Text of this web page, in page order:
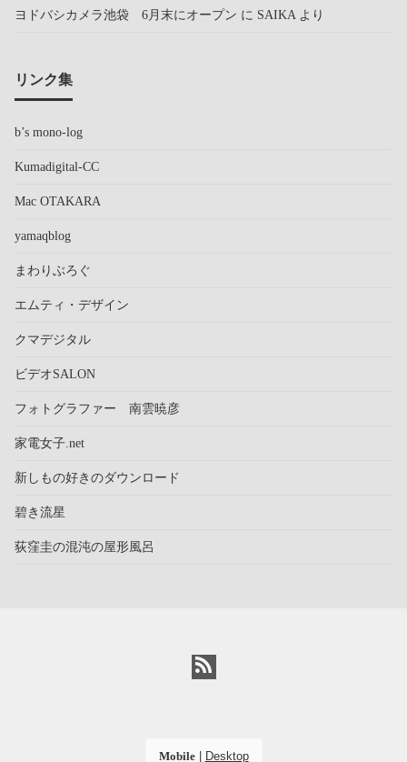
ヨドバシカメラ池袋 6月末にオープン に SAIKA より
リンク集
b’s mono-log
Kumadigital-CC
Mac OTAKARA
yamaqblog
まわりぶろぐ
エムティ・デザイン
クマデジタル
ビデオSALON
フォトグラファー 南雲暁彦
家電女子.net
新しもの好きのダウンロード
碧き流星
荻窪圭の混沌の屋形風呂
Mobile| Desktop